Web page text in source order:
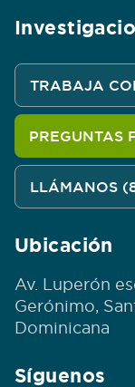
TRABAJA
PREGUNTAS
LLÁMANOS
Ubicación
Av. Luperón
Gerónimo,
Dominicana
Síguenos